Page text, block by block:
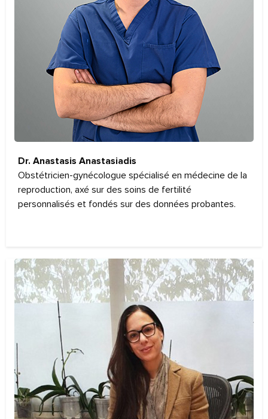
Dr. Anastasis Anastasiadis
Obstétricien-gynécologue spécialisé en médecine de la
reproduction, axé sur des soins de fertilité
personnalisés et fondés sur des données probantes.